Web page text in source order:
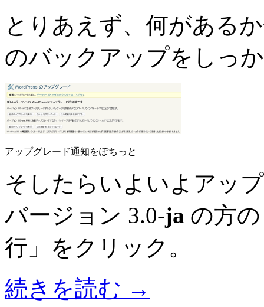
とりあえず、何がある
のバックアップをしっ
アップグレード通知をぽちっと
そしたらいよいよアッ
バージョン 3.0-ja の方
行」をクリック。
続きを読む →